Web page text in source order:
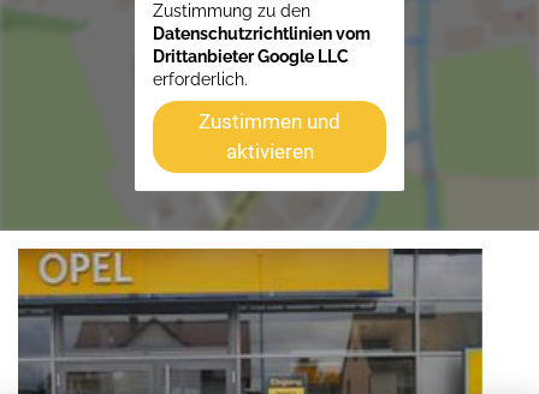
Zustimmung zu den
Datenschutzrichtlinien vom
Drittanbieter Google LLC
erforderlich.
Zustimmen und
aktivieren